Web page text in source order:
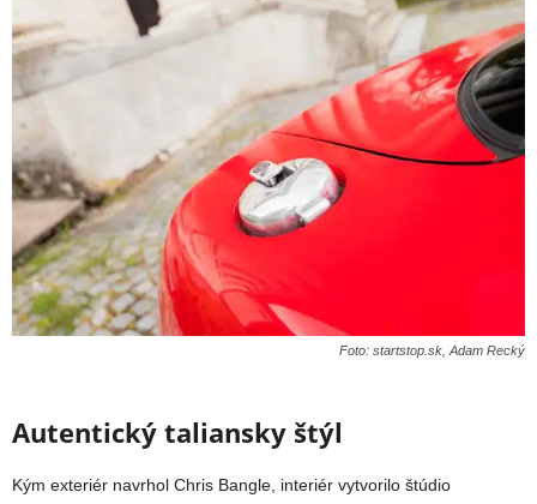
Foto: startstop.sk, Adam Recký
Autentický taliansky štýl
Kým exteriér navrhol Chris Bangle, interiér vytvorilo štúdio